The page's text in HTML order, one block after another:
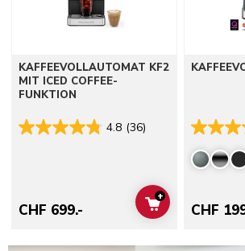
KAFFEEVOLLAUTOMAT KF2
MIT ICED COFFEE-
FUNKTION
4.8 (36)
CHF 699.- ADD TO CART
+
CHF